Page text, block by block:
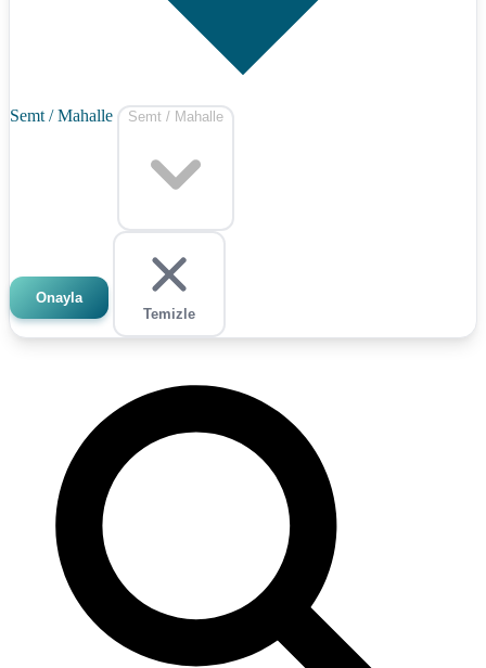
Semt / Mahalle Semt / Mahalle
Onayla
Temizle